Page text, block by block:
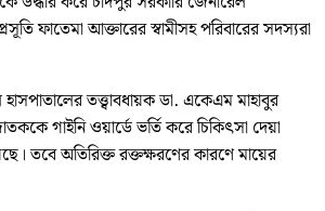
ফাতেমা আক্তারের স্বামীসহ পরিবারের সদস্যরা
তত্ত্বাবধায়ক ডা. একেএম মাহাবুর
গাইনি ওয়ার্ডে ভর্তি করে চিকিৎসা দেয়া
তবে অতিরিক্ত রক্তক্ষরণের কারণে মায়ের